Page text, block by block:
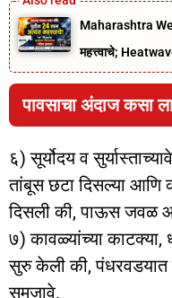
Maharashtra
महत्त्वाचे;
पावसाचा अंदाज कसा
६) सूर्योदय व
तांबूस छटा दिसल्या आणि
दिसली की, पाऊस जवळ
७) कावळ्यांच्या काटक्या,
सुरु केली की, पंधरवडयात
समजावे.